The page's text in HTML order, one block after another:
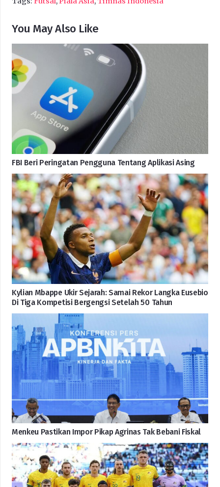
You May Also Like
FBI Beri Peringatan Pengguna Tentang Aplikasi Asing
Kylian Mbappe Ukir Sejarah: Samai Rekor Langka Eusebio
Di Tiga Kompetisi Bergengsi Setelah 50 Tahun
Menkeu Pastikan Impor Pikap Agrinas Tak Bebani Fiskal